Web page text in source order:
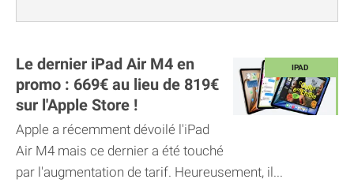
Le dernier iPad Air M4 en
promo : 669€ au lieu de 819€
sur l'Apple Store !
Apple a récemment dévoilé l'iPad
Air M4 mais ce dernier a été touché
par l'augmentation de tarif. Heureusement, il...